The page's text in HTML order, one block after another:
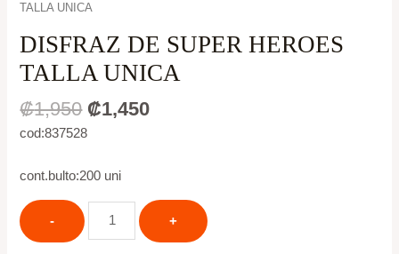
TALLA UNICA
DISFRAZ DE SUPER HEROES
TALLA UNICA
₡1,950 ₡1,450
cod:837528
cont.bulto:200 uni